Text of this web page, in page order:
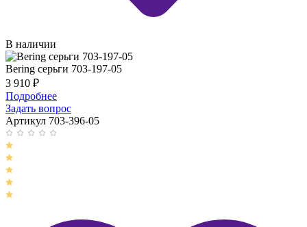
В наличии
Bering серьги 703-197-05
3 910 ₽
Подробнее
Задать вопрос
Артикул 703-396-05